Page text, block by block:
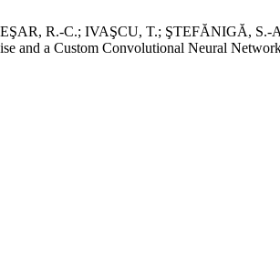
R.-C.; IVAŞCU, T.; ŞTEFĂNIGĂ, S.-
and a Custom Convolutional Neural